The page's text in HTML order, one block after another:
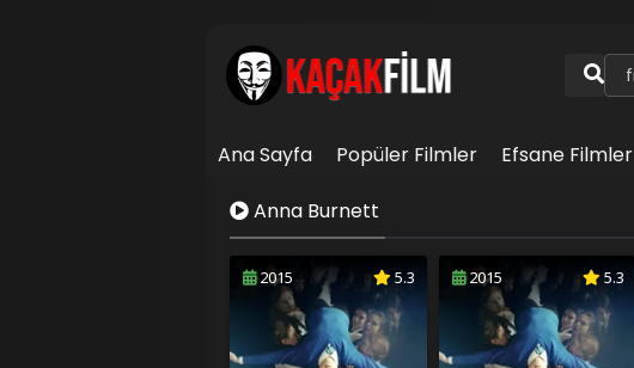
Ana Sayfa Popüler Filmler Efsane Filmler
İletişim
Anna Burnett
2015 5.3 2015 5.3